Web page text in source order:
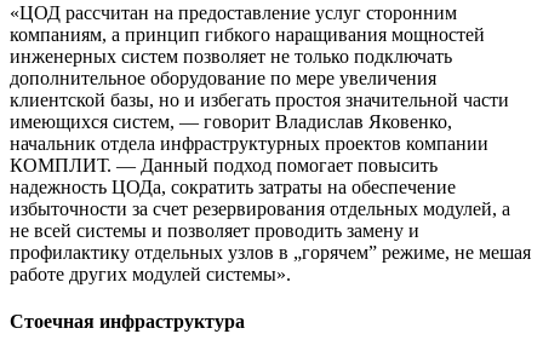
«ЦОД рассчитан на предоставление услуг сторонним
компаниям, а принцип гибкого наращивания мощностей
инженерных систем позволяет не только подключать
дополнительное оборудование по мере увеличения
клиентской базы, но и избегать простоя значительной части
имеющихся систем, — говорит Владислав Яковенко,
начальник отдела инфраструктурных проектов компании
КОМПЛИТ. — Данный подход помогает повысить
надежность ЦОДа, сократить затраты на обеспечение
избыточности за счет резервирования отдельных модулей, а
не всей системы и позволяет проводить замену и
профилактику отдельных узлов в „горячем” режиме, не мешая
работе других модулей системы».
Стоечная инфраструктура